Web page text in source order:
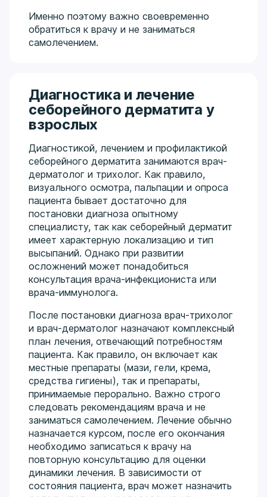
Именно поэтому важно своевременно
обратиться к врачу и не заниматься
самолечением.
Диагностика и лечение
себорейного дерматита у
взрослых
Диагностикой, лечением и профилактикой
себорейного дерматита занимаются врач-
дерматолог и трихолог. Как правило,
визуального осмотра, пальпации и опроса
пациента бывает достаточно для
постановки диагноза опытному
специалисту, так как себорейный дерматит
имеет характерную локализацию и тип
высыпаний. Однако при развитии
осложнений может понадобиться
консультация врача-инфекциониста или
врача-иммунолога.
После постановки диагноза врач-трихолог
и врач-дерматолог назначают комплексный
план лечения, отвечающий потребностям
пациента. Как правило, он включает как
местные препараты (мази, гели, крема,
средства гигиены), так и препараты,
принимаемые перорально. Важно строго
следовать рекомендациям врача и не
заниматься самолечением. Лечение обычно
назначается курсом, после его окончания
необходимо записаться к врачу на
повторную консультацию для оценки
динамики лечения. В зависимости от
состояния пациента, врач может назначить